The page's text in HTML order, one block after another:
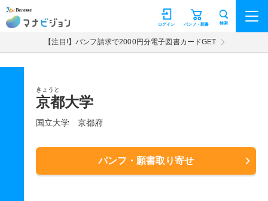
マナビジョン パンフ・願書
ログイン 検索
【注目!】パンフ請求で2000円分電子図書カードGET
きょうと
京都大学
国立大学 京都府
パンフ・願書取り寄せ